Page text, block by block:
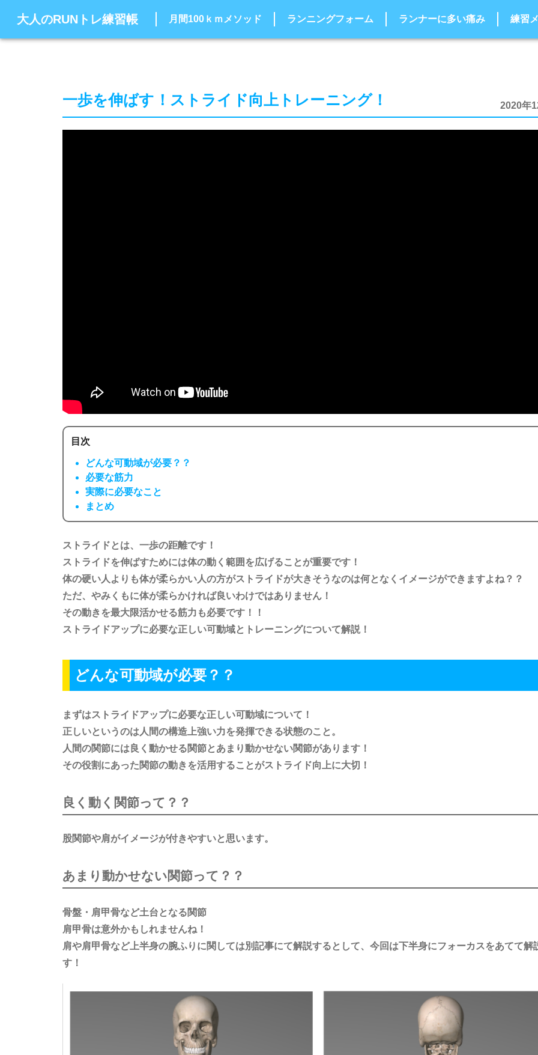
大人のRUNトレ練習帳 月間100ｋｍメソッド ランニングフォーム ランナーに多い痛み 練習
一歩を伸ばす！ストライド向上トレーニング！ 2020年
目次
どんな可動域が必要？？
必要な筋力
実際に必要なこと
まとめ
ストライドとは、一歩の距離です！
ストライドを伸ばすためには体の動く範囲を広げることが重要です！
体の硬い人よりも体が柔らかい人の方がストライドが大きそうなのは何となくイメージができますよね？？
ただ、やみくもに体が柔らかければ良いわけではありません！
その動きを最大限活かせる筋力も必要です！！
ストライドアップに必要な正しい可動域とトレーニングについて解説！
どんな可動域が必要？？
まずはストライドアップに必要な正しい可動域について！
正しいというのは人間の構造上強い力を発揮できる状態のこと。
人間の関節には良く動かせる関節とあまり動かせない関節があります！
その役割にあった関節の動きを活用することがストライド向上に大切！
良く動く関節って？？
股関節や肩がイメージが付きやすいと思います。
あまり動かせない関節って？？
骨盤・肩甲骨など土台となる関節
肩甲骨は意外かもしれませんね！
肩や肩甲骨など上半身の腕ふりに関しては別記事にて解説するとして、今回は下半身にフォーカスをあてて解
す！